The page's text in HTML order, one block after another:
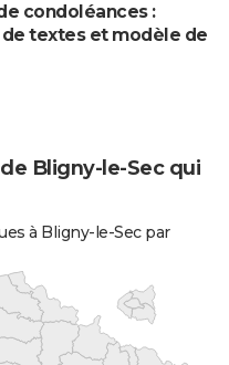
condoléances :
textes et modèle de
Bligny-le-Sec qui
à Bligny-le-Sec par